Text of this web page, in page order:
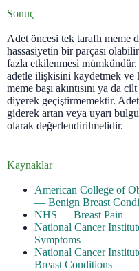
Sonuç
Adet öncesi tek taraflı meme
hassasiyetin bir parçası
fazla etkilenmesi mümkündür.
adetle ilişkisini kaydetmek ve
meme başı akıntısını ya da
diyerek geçiştirmemektir.
giderek artan veya uyarı
olarak değerlendirilmelidir.
Kaynaklar
American College of
— Benign Breast
NHS — Breast Pain
National Cancer
Symptoms
National Cancer
Breast Conditions